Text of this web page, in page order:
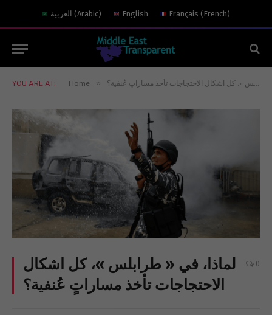
العربية (Arabic) English Français (French)
YOU ARE AT: Home » لماذا، في « طرابلس »، كل اشكال الاحتجاجات تأخذ مساراتٍ عُنفية؟
لماذا، في « طرابلس »، كل اشكال
الاحتجاجات تأخذ مساراتٍ عُنفية؟
0